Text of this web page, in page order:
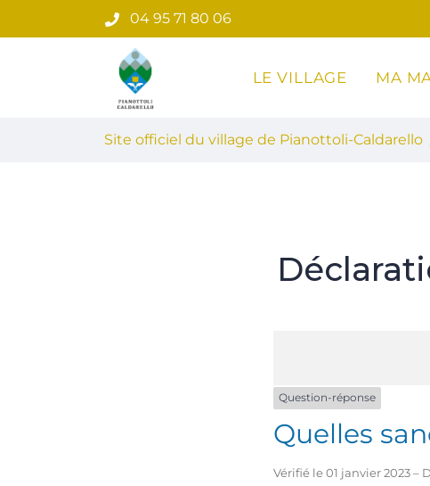
au
04 95 71 80 06
Site officiel du village de
LE VILLAGE MA
Site officiel du village de Pianottoli-Caldarello
Question-réponse
Quelles
Vérifié le 01 janvier 2023